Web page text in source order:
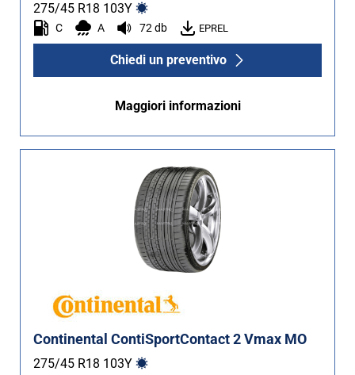
275/45 R18 103Y
C A 72 db EPREL
Chiedi un preventivo
Maggiori informazioni
Continental ContiSportContact 2 Vmax MO
275/45 R18 103Y